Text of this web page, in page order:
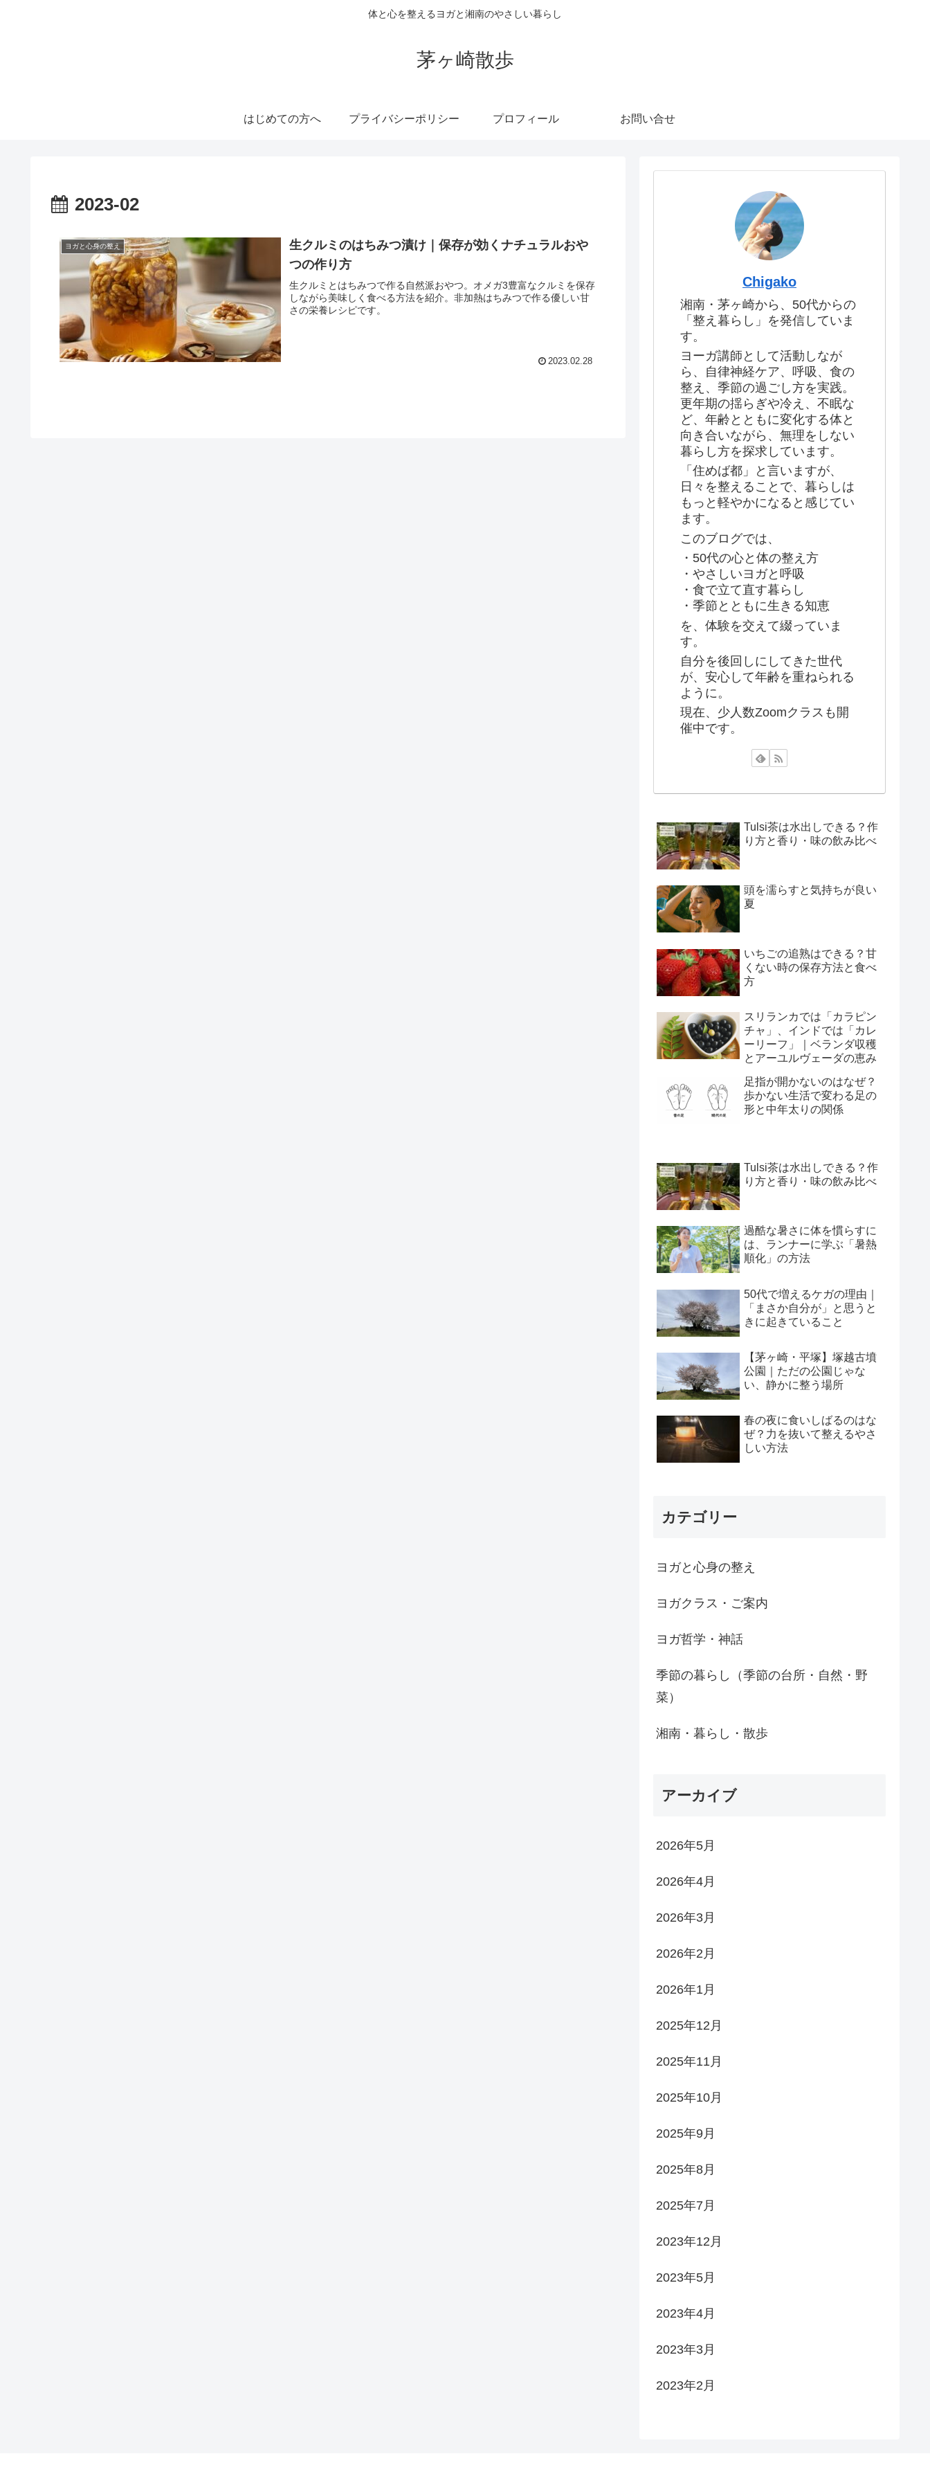
体と心を整えるヨガと湘南のやさしい暮らし
茅ヶ崎散歩
はじめての方へ プライバシーポリシー プロフィール お問い合せ
2023-02
ヨガと心身の整え
生クルミのはちみつ漬け｜保存が効くナチュラルおや
つの作り方
生クルミとはちみつで作る自然派おやつ。オメガ3豊富なクルミを保存
しながら美味しく食べる方法を紹介。非加熱はちみつで作る優しい甘
さの栄養レシピです。
2023.02.28
Chigako
湘南・茅ヶ崎から、50代からの
「整え暮らし」を発信していま
す。
ヨーガ講師として活動しなが
ら、自律神経ケア、呼吸、食の
整え、季節の過ごし方を実践。
更年期の揺らぎや冷え、不眠な
ど、年齢とともに変化する体と
向き合いながら、無理をしない
暮らし方を探求しています。
「住めば都」と言いますが、
日々を整えることで、暮らしは
もっと軽やかになると感じてい
ます。
このブログでは、
・50代の心と体の整え方
・やさしいヨガと呼吸
・食で立て直す暮らし
・季節とともに生きる知恵
を、体験を交えて綴っていま
す。
自分を後回しにしてきた世代
が、安心して年齢を重ねられる
ように。
現在、少人数Zoomクラスも開
催中です。
Tulsi茶は水出しできる？作
り方と香り・味の飲み比べ
頭を濡らすと気持ちが良い
夏
いちごの追熟はできる？甘
くない時の保存方法と食べ
方
スリランカでは「カラピン
チャ」、インドでは「カレ
ーリーフ」｜ベランダ収穫
とアーユルヴェーダの恵み
足指が開かないのはなぜ？
歩かない生活で変わる足の
形と中年太りの関係
Tulsi茶は水出しできる？作
り方と香り・味の飲み比べ
過酷な暑さに体を慣らすに
は、ランナーに学ぶ「暑熱
順化」の方法
50代で増えるケガの理由｜
「まさか自分が」と思うと
きに起きていること
【茅ヶ崎・平塚】塚越古墳
公園｜ただの公園じゃな
い、静かに整う場所
春の夜に食いしばるのはな
ぜ？力を抜いて整えるやさ
しい方法
カテゴリー
ヨガと心身の整え
ヨガクラス・ご案内
ヨガ哲学・神話
季節の暮らし（季節の台所・自然・野
菜）
湘南・暮らし・散歩
アーカイブ
2026年5月
2026年4月
2026年3月
2026年2月
2026年1月
2025年12月
2025年11月
2025年10月
2025年9月
2025年8月
2025年7月
2023年12月
2023年5月
2023年4月
2023年3月
2023年2月